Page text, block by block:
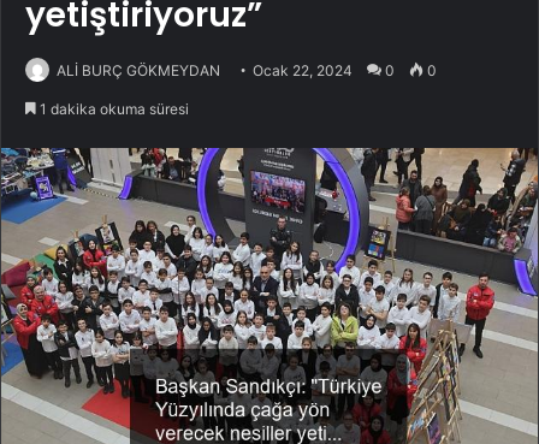
yetiştiriyoruz”
ALİ BURÇ GÖKMEYDAN Ocak 22, 2024 0 0
1 dakika okuma süresi